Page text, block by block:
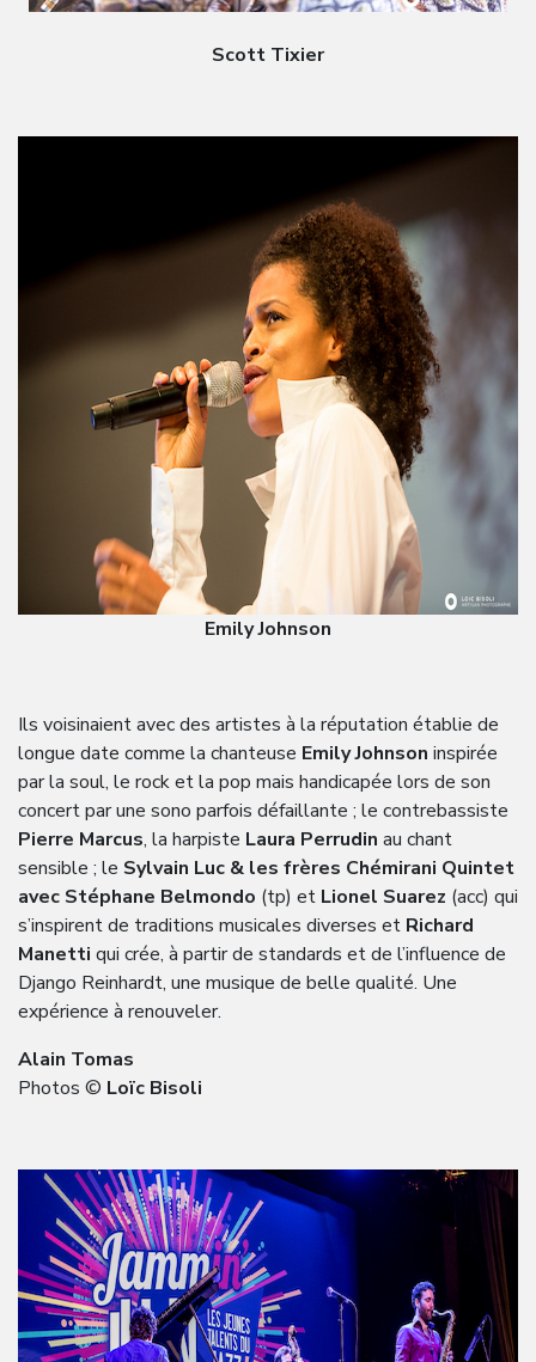
Scott Tixier
Emily Johnson
Ils voisinaient avec des artistes à la réputation établie de
longue date comme la chanteuse Emily Johnson inspirée
par la soul, le rock et la pop mais handicapée lors de son
concert par une sono parfois défaillante ; le contrebassiste
Pierre Marcus, la harpiste Laura Perrudin au chant
sensible ; le Sylvain Luc & les frères Chémirani Quintet
avec Stéphane Belmondo (tp) et Lionel Suarez (acc) qui
s’inspirent de traditions musicales diverses et Richard
Manetti qui crée, à partir de standards et de l’influence de
Django Reinhardt, une musique de belle qualité. Une
expérience à renouveler.
Alain Tomas
Photos © Loïc Bisoli